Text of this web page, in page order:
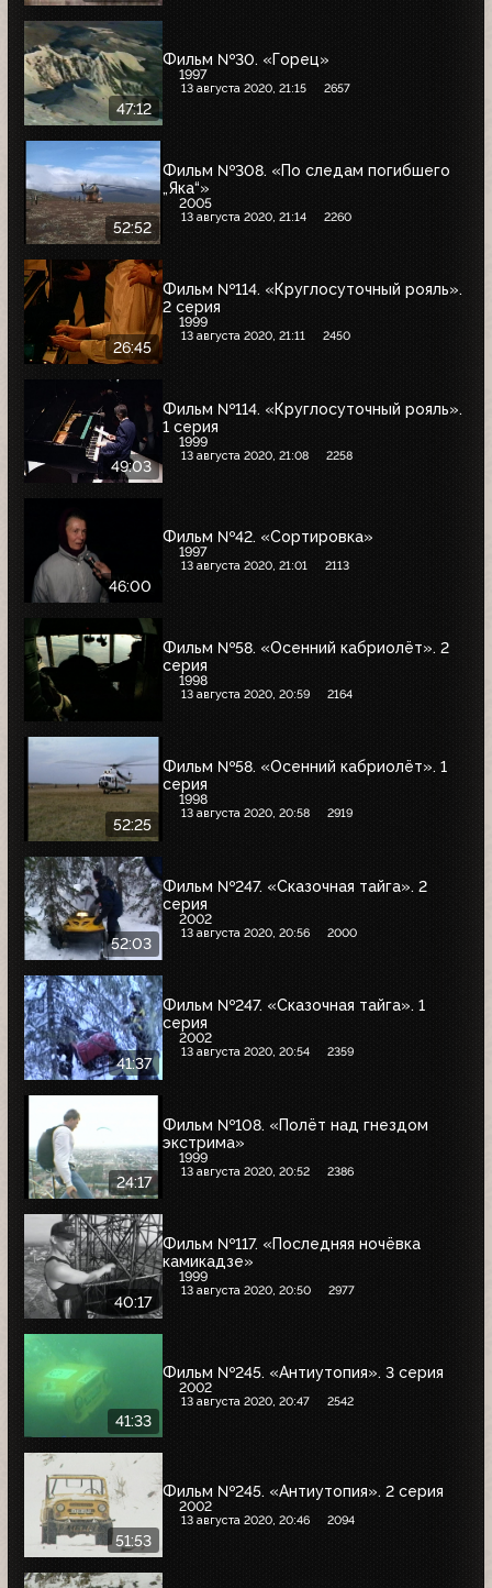
47:12
Фильм №30. «Горец»
1997
13 августа 2020, 21:15 2657
52:52
Фильм №308. «По следам погибшего
„Яка“»
2005
13 августа 2020, 21:14 2260
26:45
Фильм №114. «Круглосуточный рояль».
2 серия
1999
13 августа 2020, 21:11 2450
49:03
Фильм №114. «Круглосуточный рояль».
1 серия
1999
13 августа 2020, 21:08 2258
46:00
Фильм №42. «Сортировка»
1997
13 августа 2020, 21:01 2113
Фильм №58. «Осенний кабриолёт». 2
серия
1998
13 августа 2020, 20:59 2164
52:25
Фильм №58. «Осенний кабриолёт». 1
серия
1998
13 августа 2020, 20:58 2919
52:03
Фильм №247. «Сказочная тайга». 2
серия
2002
13 августа 2020, 20:56 2000
41:37
Фильм №247. «Сказочная тайга». 1
серия
2002
13 августа 2020, 20:54 2359
24:17
Фильм №108. «Полёт над гнездом
экстрима»
1999
13 августа 2020, 20:52 2386
40:17
Фильм №117. «Последняя ночёвка
камикадзе»
1999
13 августа 2020, 20:50 2977
41:33
Фильм №245. «Антиутопия». 3 серия
2002
13 августа 2020, 20:47 2542
51:53
Фильм №245. «Антиутопия». 2 серия
2002
13 августа 2020, 20:46 2094